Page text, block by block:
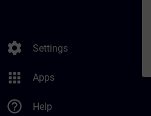
settings Settings
apps Apps
help_outline Help